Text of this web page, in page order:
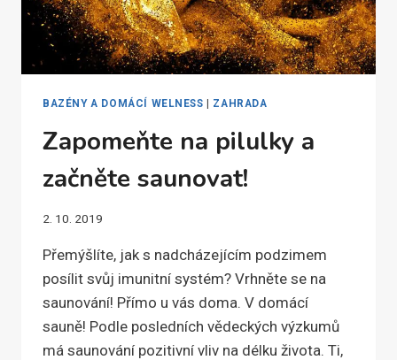
BAZÉNY A DOMÁCÍ WELNESS ZAHRADA
Zapomeňte na pilulky a
začněte saunovat!
2. 10. 2019
Přemýšlíte, jak s nadcházejícím podzimem
posílit svůj imunitní systém? Vrhněte se na
saunování! Přímo u vás doma. V domácí
sauně! Podle posledních vědeckých výzkumů
má saunování pozitivní vliv na délku života. Ti,